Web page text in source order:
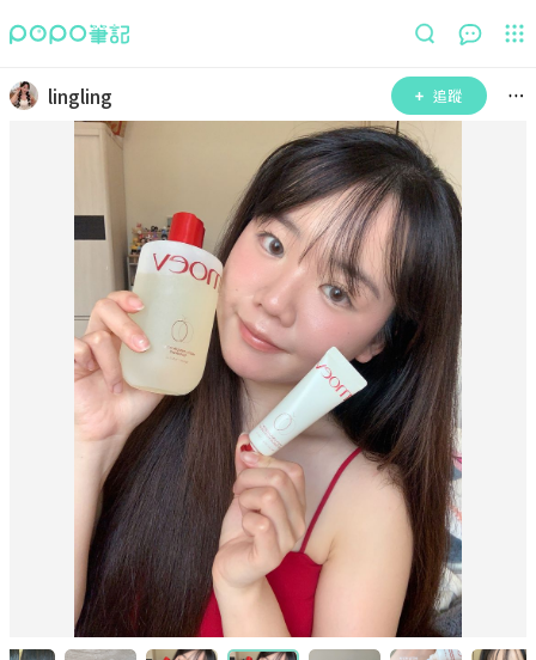
lingling 追蹤